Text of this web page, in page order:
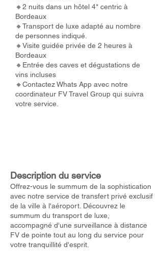
🔸2 nuits dans un hôtel 4* centric à
Bordeaux
🔸Transport de luxe adapté au nombre
de personnes indiqué.
🔸Visite guidée privée de 2 heures à
Bordeaux
🔸Entrée des caves et dégustations de
vins incluses
🔸Contactez Whats App avec notre
coordinateur FV Travel Group qui suivra
votre service.
Description du service
Offrez-vous le summum de la sophistication
avec notre service de transfert privé exclusif
de la ville à l'aéroport. Découvrez le
summum du transport de luxe,
accompagné d'une surveillance à distance
FV de pointe tout au long du service pour
votre tranquillité d'esprit.